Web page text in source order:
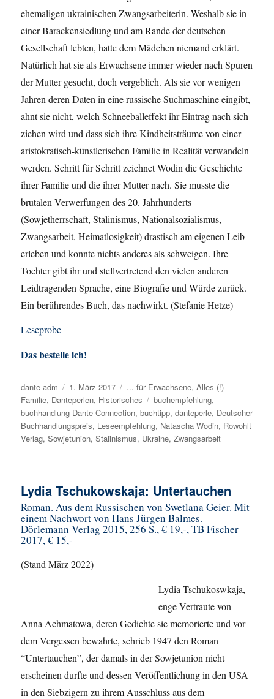
ehemaligen ukrainischen Zwangsarbeiterin. Weshalb sie in
einer Barackensiedlung und am Rande der deutschen
Gesellschaft lebten, hatte dem Mädchen niemand erklärt.
Natürlich hat sie als Erwachsene immer wieder nach Spuren
der Mutter gesucht, doch vergeblich. Als sie vor wenigen
Jahren deren Daten in eine russische Suchmaschine eingibt,
ahnt sie nicht, welch Schneeballeffekt ihr Eintrag nach sich
ziehen wird und dass sich ihre Kindheitsträume von einer
aristokratisch-künstlerischen Familie in Realität verwandeln
werden. Schritt für Schritt zeichnet Wodin die Geschichte
ihrer Familie und die ihrer Mutter nach. Sie musste die
brutalen Verwerfungen des 20. Jahrhunderts
(Sowjetherrschaft, Stalinismus, Nationalsozialismus,
Zwangsarbeit, Heimatlosigkeit) drastisch am eigenen Leib
erleben und konnte nichts anderes als schweigen. Ihre
Tochter gibt ihr und stellvertretend den vielen anderen
Leidtragenden Sprache, eine Biografie und Würde zurück.
Ein berührendes Buch, das nachwirkt. (Stefanie Hetze)
Leseprobe
Das bestelle ich!
Autor
dante-adm
Veröffentlicht
am
1. März 2017 Kategorien
... für Erwachsene,Alles (!)
Familie, Danteperlen, Historisches Schlagwörter
buchempfehlung,
buchhandlung Dante Connection,buchtipp,danteperle, Deutscher
Buchhandlungspreis, Leseempfehlung, Natascha Wodin, Rowohlt
Verlag,Sowjetunion,Stalinismus, Ukraine,Zwangsarbeit
Lydia Tschukowskaja: Untertauchen
Roman. Aus dem Russischen von Swetlana Geier. Mit
einem Nachwort von Hans Jürgen Balmes.
Dörlemann Verlag 2015, 256 S., € 19,-, TB Fischer
2017, € 15,-
(Stand März 2022)
Lydia Tschukoswkaja,
enge Vertraute von
Anna Achmatowa, deren Gedichte sie memorierte und vor
dem Vergessen bewahrte, schrieb 1947 den Roman
“Untertauchen”, der damals in der Sowjetunion nicht
erscheinen durfte und dessen Veröffentlichung in den USA
in den Siebzigern zu ihrem Ausschluss aus dem